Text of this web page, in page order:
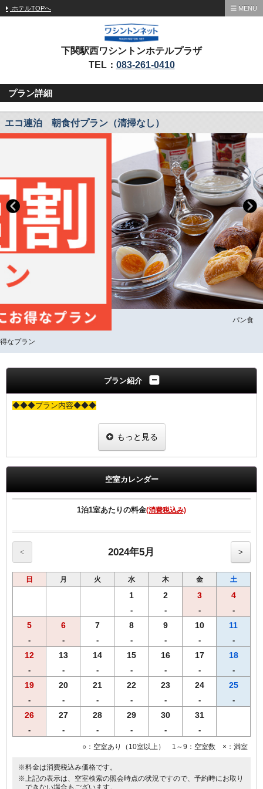
ホテルTOPへ MENU
下関駅西ワシントンホテルプラザ
TEL： 083-261-0410
プラン詳細
エコ連泊 朝食付プラン（清掃なし）
プラン紹介
◆◆◆プラン内容◆◆◆
２泊以上ご利用のお客様のみご利用できるお得でエコなプランです。
・タオル類の交換とゴミの回収、灰皿の交換のみさせて頂きます。
尚、衛星管理上3泊毎に通常清掃をいたします。
※ご予定の変更により1泊の場合は、通常料金となります。
≪朝食メニュー≫2024年5月8日よりリニューアル
・自慢の焼きたてパン
・挽きたて香り豊かなコーヒー
・果汁１００％オレンジジュース/野菜ジュース
・選べる３種類のスープ
・フレッシュサラダ
・オーガニックグラノーラ
【こだわり】 あつあつの焼きたてパンをお好きなだけお召し上がり
くださいませ
ﾌﾟ9:30）
【Ｗi－Ｆi】全席でご利用いただけます。
◆◆◆客室のご案内◆◆◆
●Wi-Fi・有線ＬＡＮ完備
●洗浄機付きトイレ完備
●枕元にUSBコンセント設置
●バゲージラック設置
●薄型液晶テレビ
もっと見る
空室カレンダー
1泊1室あたりの料金(消費税込み)
< 2024年5月 >
日 月 火 水 木 金 土
1
-
2
-
3
-
4
-
5
-
6
-
7
-
8
-
9
-
10
-
11
-
12
-
13
-
14
-
15
-
16
-
17
-
18
-
19
-
20
-
21
-
22
-
23
-
24
-
25
-
26
-
27
-
28
-
29
-
30
-
31
-
○：空室あり（10室以上） 1～9：空室数 ×：満室
※料金は消費税込み価格です。
※上記の表示は、空室検索の照会時点の状況ですので、予約時にお取り